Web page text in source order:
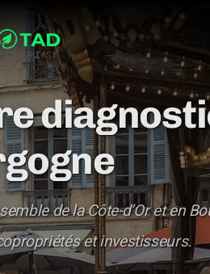
de la Côte-d’Or et en
et investisseurs.